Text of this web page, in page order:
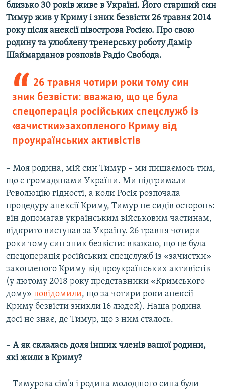
близько 30 років живе в Україні. Його старший син
Тимур жив у Криму і зник безвісти 26 травня 2014
року після анексії півострова Росією. Про свою
родину та улюблену тренерську роботу Дамір
Шаймарданов розповів Радіо Свобода.
26 травня чотири роки тому син
зник безвісти: вважаю, що це була
спецоперація російських спецслужб із
«зачистки» захопленого Криму від
проукраїнських активістів
– Моя родина, мій син Тимур – ми пишаємось тим,
що є громадянами України. Ми підтримали
Революцію гідності, а коли Росія розпочала
процедуру анексії Криму, Тимур не сидів осторонь:
він допомагав українським військовим частинам,
відкрито виступав за Україну. 26 травня чотири
роки тому син зник безвісти: вважаю, що це була
спецоперація російських спецслужб із «зачистки»
захопленого Криму від проукраїнських активістів
(у лютому 2018 року представники «Кримського
дому» повідомили, що за чотири роки анексії
Криму безвісти зникли 16 людей). Наша родина
досі не знає, де Тимур, що з ним сталось.
– А як склалась доля інших членів вашої родини,
які жили в Криму?
– Тимурова сім’я і родина молодшого сина були